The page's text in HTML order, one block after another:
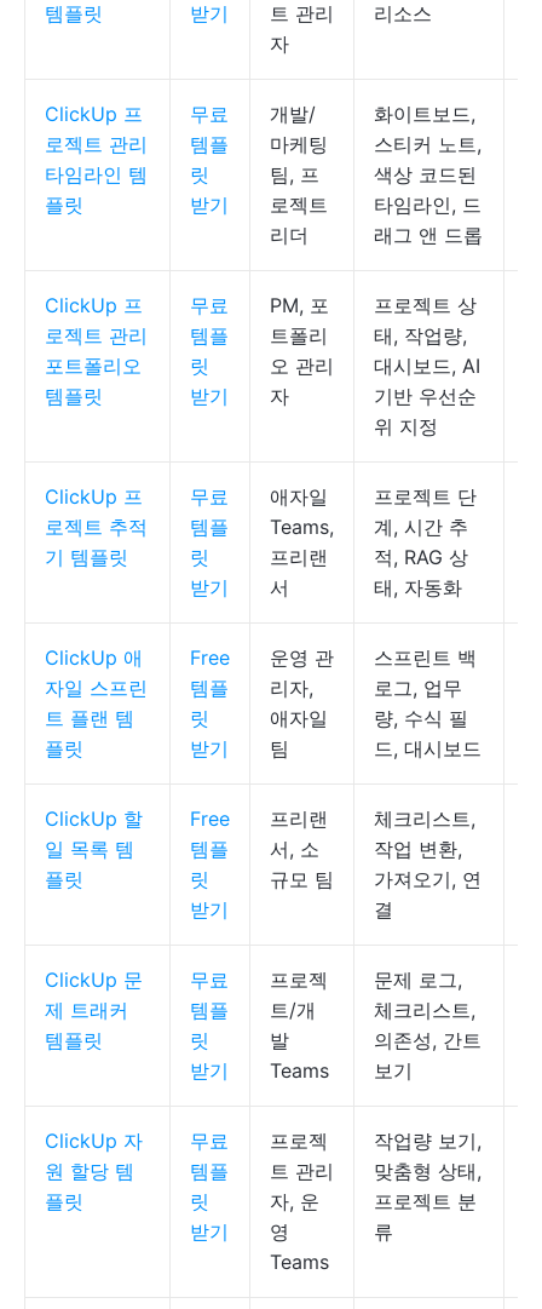
템플릿
받기
트 관리
자
리소스
ClickUp 프
로젝트 관리
타임라인 템
플릿
무료
템플
릿
받기
개발/
마케팅
팀, 프
로젝트
리더
화이트보드,
스티커 노트,
색상 코드된
타임라인, 드
래그 앤 드롭
ClickUp 프
로젝트 관리
포트폴리오
템플릿
무료
템플
릿
받기
PM, 포
트폴리
오 관리
자
프로젝트 상
태, 작업량,
대시보드, AI
기반 우선순
위 지정
ClickUp 프
로젝트 추적
기 템플릿
무료
템플
릿
받기
애자일
Teams,
프리랜
서
프로젝트 단
계, 시간 추
적, RAG 상
태, 자동화
ClickUp 애
자일 스프린
트 플랜 템
플릿
Free
템플
릿
받기
운영 관
리자,
애자일
팀
스프린트 백
로그, 업무
량, 수식 필
드, 대시보드
ClickUp 할
일 목록 템
플릿
Free
템플
릿
받기
프리랜
서, 소
규모 팀
체크리스트,
작업 변환,
가져오기, 연
결
ClickUp 문
제 트래커
템플릿
무료
템플
릿
받기
프로젝
트/개
발
Teams
문제 로그,
체크리스트,
의존성, 간트
보기
ClickUp 자
원 할당 템
플릿
무료
템플
릿
받기
프로젝
트 관리
자, 운
영
Teams
작업량 보기,
맞춤형 상태,
프로젝트 분
류